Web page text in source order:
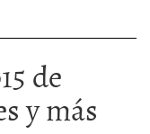
de
y más